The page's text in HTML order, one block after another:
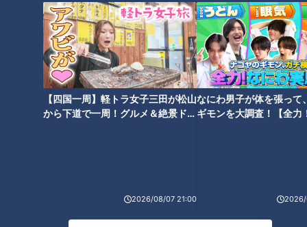
【四国一周】軽トラ女子三田が松山
から下道で一周！グルメ＆絶景ドラ
2026/08/07 21:00
なにわ男子が体を張って
ギモンを大調査！【全力
2026/
【姜暢雄】『息子、帰る』（ス
ジナシ）